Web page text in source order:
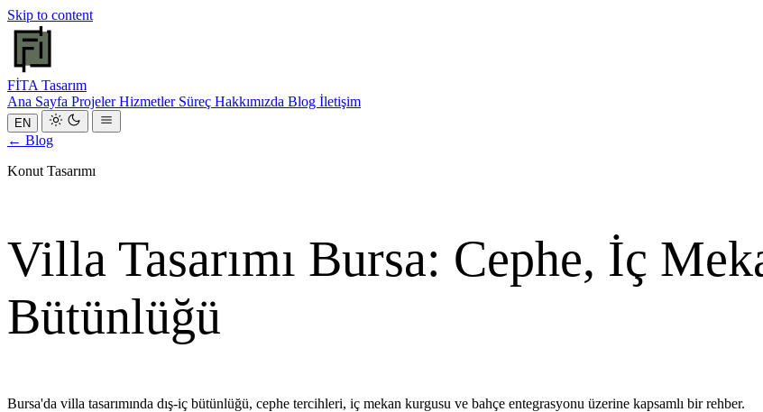
Skip to content
FİTA Tasarım
Ana Sayfa ProjelerHizmetler Süreç Hakkımızda Blog İletişim
EN
← Blog
Konut Tasarımı
Villa Tasarımı Bursa: Cephe, İç
Bütünlüğü
Bursa'da villa tasarımında dış-iç bütünlüğü, cephe tercihleri, iç mekan kurgusu ve bahçe entegrasyonu üzerine kapsamlı bir rehber.